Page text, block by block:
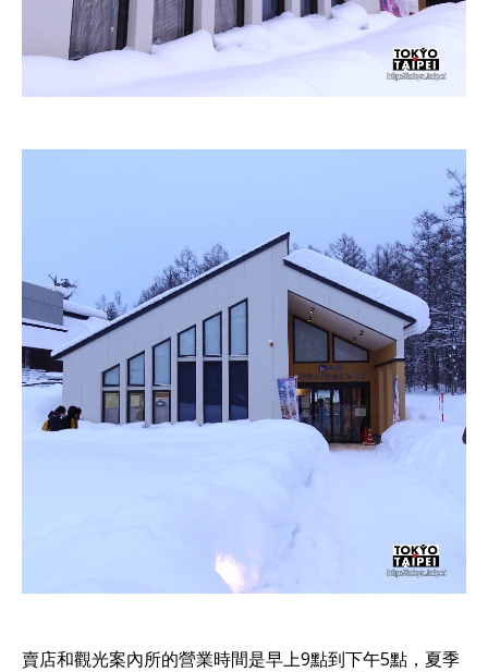
賣店和觀光案內所的營業時間是早上9點到下午5點，夏季